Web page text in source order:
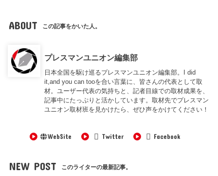
ABOUT この記事をかいた人。
プレスマンユニオン編集部
日本全国を駆け巡るプレスマンユニオン編集部。I did
it,and you can tooを合い言葉に、皆さんの代表として取
材。ユーザー代表の気持ちと、記者目線での取材成果を、
記事中にたっぷりと活かしています。取材先でプレスマン
ユニオン取材班を見かけたら、ぜひ声をかけてください！
WebSite Twitter Facebook
NEW POST このライターの最新記事。